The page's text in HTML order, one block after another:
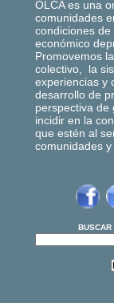
OLCA es una
comunidades
condiciones
económico
Promovemos
colectivo, la
experiencias y
desarrollo de
perspectiva de
incidir en la
que estén al
comunidades
BUSCAR